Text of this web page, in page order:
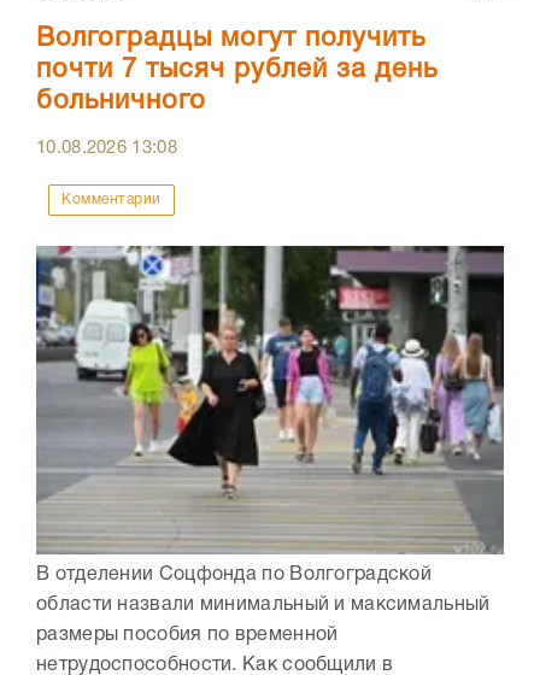
Волгоградцы могут получить
почти 7 тысяч рублей за день
больничного
10.08.2026 13:08
Комментарии
В отделении Соцфонда по Волгоградской
области назвали минимальный и максимальный
размеры пособия по временной
нетрудоспособности. Как сообщили в